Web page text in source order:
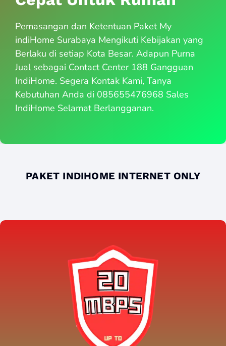
Pemasangan dan Ketentuan Paket My
indiHome Surabaya Mengikuti Kebijakan yang
Berlaku di setiap Kota Besar. Adapun Purna
Jual sebagai Contact Center 188 Gangguan
IndiHome. Segera Kontak Kami, Tanya
Kebutuhan Anda di 085655476968 Sales
IndiHome Selamat Berlangganan.
PAKET INDIHOME INTERNET ONLY